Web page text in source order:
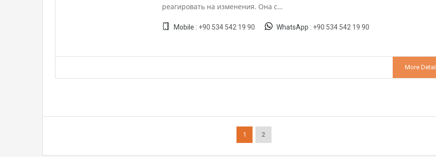
реагировать на изменения. Она с…
Mobile : +90 534 542 19 90 WhatsApp : +90 534 542 19 90
More
1 2